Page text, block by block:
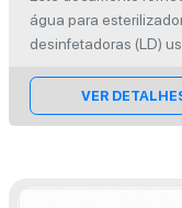
lavadoras-
para saúde
água para
desinfetadoras (LD)
diretamente para
VER